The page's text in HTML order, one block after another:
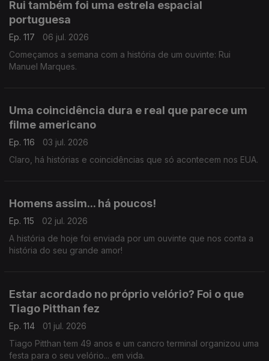
Rui também foi uma estrela espacial
portuguesa
Ep. 117
06 jul. 2026
Começamos a semana com a história de um ouvinte: Rui
Manuel Marques.
Uma coincidência dura e real que parece um
filme americano
Ep. 116
03 jul. 2026
Claro, há histórias e coincidências que só acontecem nos EUA.
Homens assim... há poucos!
Ep. 115
02 jul. 2026
A história de hoje foi enviada por um ouvinte que nos conta a
história do seu grande amor!
Estar acordado no próprio velório? Foi o que
Tiago Pitthan fez
Ep. 114
01 jul. 2026
Tiago Pitthan tem 49 anos e um cancro terminal organizou uma
festa para o seu velório... em vida.